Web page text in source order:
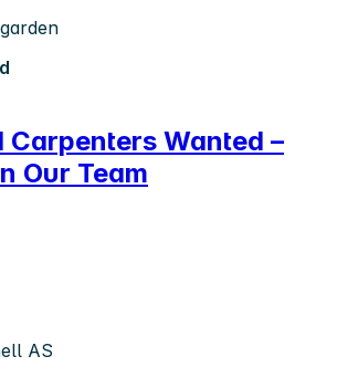
Carpenters Wanted –
Our Team
AS